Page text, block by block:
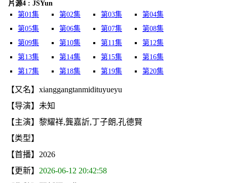
片源4 : JSYun
第01集
第02集 第03集
第04集
第05集
第06集 第07集
第08集
第09集
第10集 第11集
第12集
第13集
第14集 第15集
第16集
第17集
第18集 第19集 第20集
【又名】xianggangtanmidituyueyu
【导演】未知
【主演】黎耀祥,龔嘉訢,丁子朗,孔德賢
【类型】
【首播】2026
【更新】 2026-06-12 20:42:58